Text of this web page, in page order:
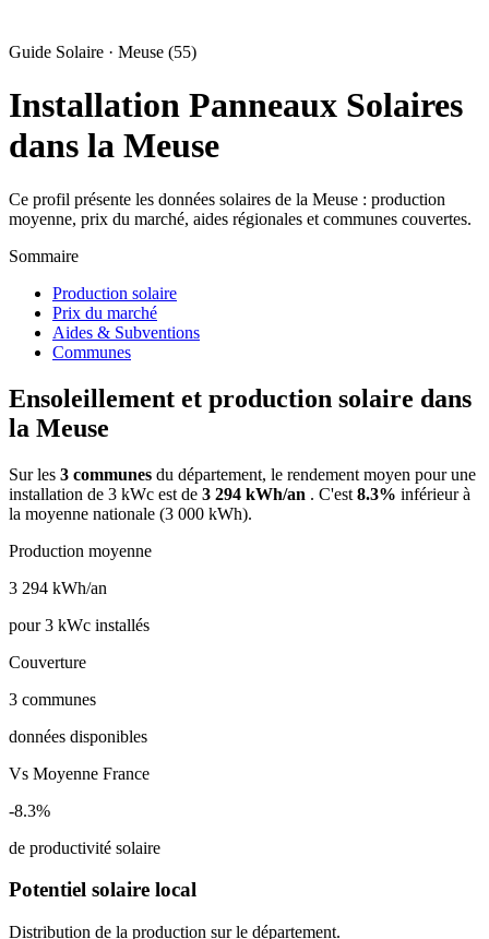
Guide Solaire · Meuse (55)
Installation Panneaux Solaires
dans la Meuse
Ce profil présente les données solaires de la Meuse : production
moyenne, prix du marché, aides régionales et communes couvertes.
Sommaire
Production solaire
Prix du marché
Aides & Subventions
Communes
Ensoleillement et production solaire dans
la Meuse
Sur les 3 communes du département, le rendement moyen pour une
installation de 3 kWc est de 3 294 kWh/an . C'est 8.3% inférieur à
la moyenne nationale (3 000 kWh).
Production moyenne
3 294 kWh/an
pour 3 kWc installés
Couverture
3 communes
données disponibles
Vs Moyenne France
-8.3%
de productivité solaire
Potentiel solaire local
Distribution de la production sur le département.